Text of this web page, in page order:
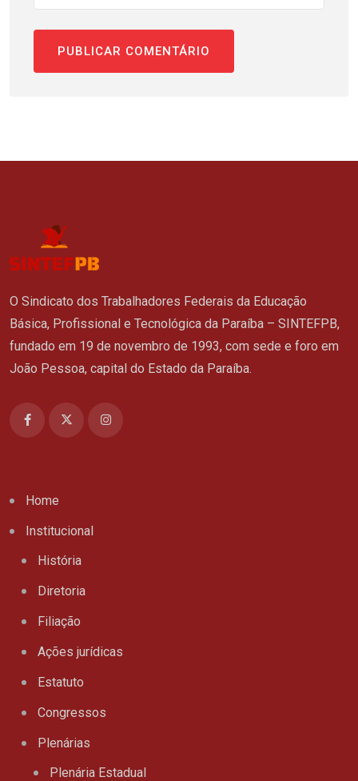
O Sindicato dos Trabalhadores Federais da Educação
Básica, Profissional e Tecnológica da Paraíba – SINTEFPB,
fundado em 19 de novembro de 1993, com sede e foro em
João Pessoa, capital do Estado da Paraíba.
Home
Institucional
História
Diretoria
Filiação
Ações jurídicas
Estatuto
Congressos
Plenárias
Plenária Estadual